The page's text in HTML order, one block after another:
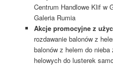
Centrum Handlowe Klif w
Galeria Rumia
Akcje promocyjne z
rozdawanie balonów z
balonów z helem do
helowych do lusterek